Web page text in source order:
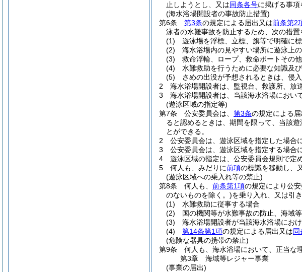
止しようとし、又は同条各号に掲げる事項
(海水浴場開設者の事故防止措置)
第6条
第3条の規定による届出又は前条第2
泳者の水難事故を防止するため、次の措置
(1)
遊泳場を浮標、立標、旗等で明確に
(2)
海水浴場内の見やすい場所に遊泳上
(3)
救命浮輪、ロープ、救命ボートその
(4)
水難救助を行うために必要な知識及
(5)
さめの出没が予想されるときは、侵
2
海水浴場開設者は、監視台、救護所、放
3
海水浴場開設者は、当該海水浴場におい
(遊泳区域の指定等)
第7条
公安委員会は、 第3条の規定による
ると認めるときは、期間を限って、当該
とができる。
2
公安委員会は、遊泳区域を指定した場合
3
公安委員会は、遊泳区域を指定する場合
4
遊泳区域の指定は、公安委員会規則で定
5
何人も、みだりに前項の標識を移動し、
(遊泳区域への乗入れ等の禁止)
第8条
何人も、 前条第1項の規定により公
のないものを除く。)を乗り入れ、又は引
(1)
水難救助に従事する場合
(2)
国の機関等が水難事故の防止、海域
(3)
海水浴場開設者が当該海水浴場にお
(4)
第14条第1項の規定による届出又は同
(危険な器具の携帯の禁止)
第9条
何人も、海水浴場において、正当な
第3章
海域等レジャー事業
(事業の届出)